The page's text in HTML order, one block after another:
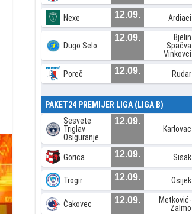
Nexe 12.09. Ardiaei
Dugo Selo
12.09.
Bjelin
Spačva
Vinkovci
Poreč 12.09. Rudar
PAKET24 PREMIJER LIGA (LIGA B)
Sesvete
Triglav
Osiguranje
12.09.
Karlovac
Gorica 12.09. Sisak
Trogir 12.09. Osijek
Čakovec 12.09.
Metković-
Zalmo